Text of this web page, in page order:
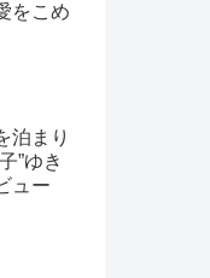
をこめ
泊まり
”ゆき
ュー